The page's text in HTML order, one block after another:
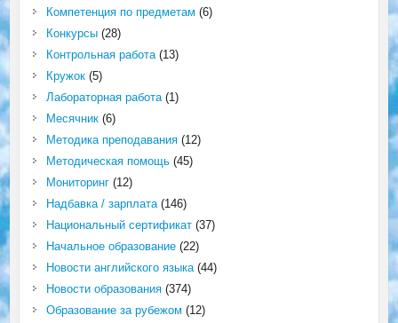
Компетенция по предметам (6)
Конкурсы(28)
Контрольная работа(13)
Кружок(5)
Лабораторная работа(1)
Месячник(6)
Методика преподавания(12)
Методическая помощь(45)
Мониторинг(12)
Надбавка / зарплата(146)
Национальный сертификат(37)
Начальное образование(22)
Новости английского языка(44)
Новости образования(374)
Образование за рубежом (12)